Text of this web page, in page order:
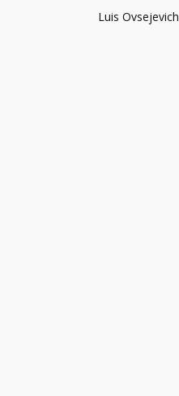
Luis Ovsejevich